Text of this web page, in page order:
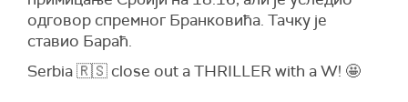
одговор спремног Бранковића. Тачку је
ставио Бараћ.
Serbia 🇷🇸 close out a THRILLER with a W! 🤩